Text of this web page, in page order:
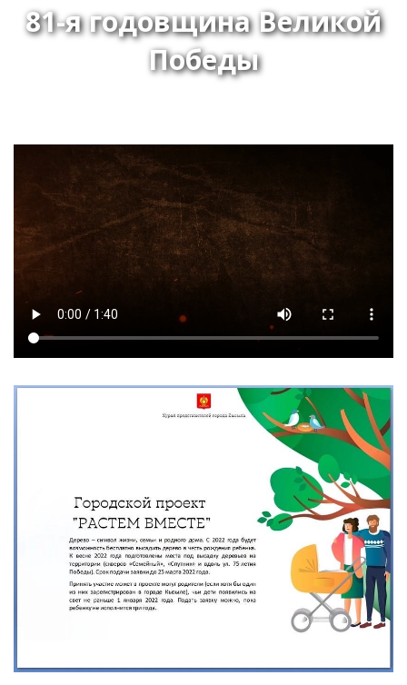
81-я годовщина Великой
Победы